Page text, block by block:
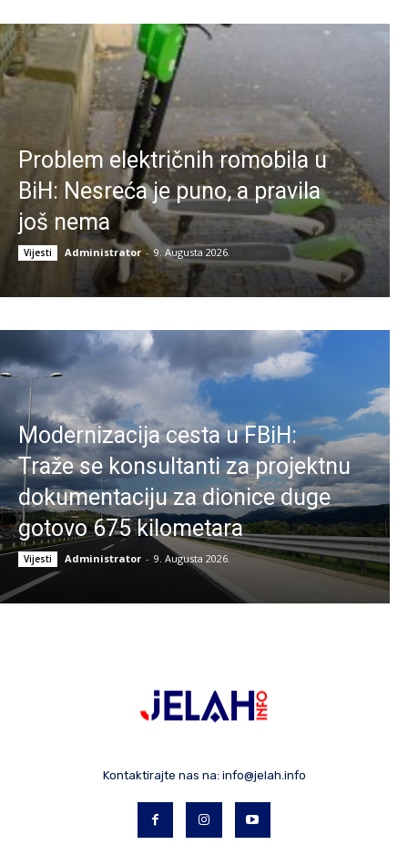
Problem električnih romobila u
BiH: Nesreća je puno, a pravila
još nema
Vijesti Administrator - 9. Augusta 2026.
Modernizacija cesta u FBiH:
Traže se konsultanti za projektnu
dokumentaciju za dionice duge
gotovo 675 kilometara
Vijesti Administrator - 9. Augusta 2026.
Kontaktirajte nas na: info@jelah.info